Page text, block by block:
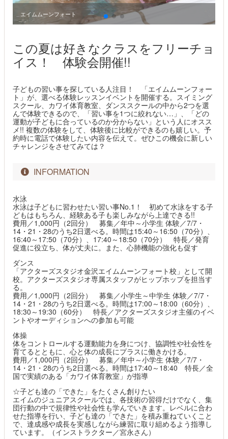
エイムムーンフォート
この夏は好きなクラスをフリーチョ
イス！ 体験会開催!!
子どもの習い事を探している人注目！ 「エイムムーンフォー
ト」が、選べる体験レッスンイベントを開催する。スイミング
スクール、カワイ体育教室、ダンススクールの中から2つを選
んで体験できるので、「習い事を1つに絞れない…」、「どの
運動が子どもに合っているのか分からない」という人にオスス
メ!! 複数の体験をして、体験後に比較ができるのも嬉しい。予
約時に電話で体験したい内容を伝えて。ぜひこの機会に新しい
チャレンジをさせてみては？
INFORMATION
水泳
水泳は子どもに習わせたい習い事No.1！ 初めて水泳をする子
どもはもちろん、経験ある子も楽しみながら上達できる!!
費用／1,000円（2回分） 募集／年中～小学生 体験／7/7・
14・21・28のうち2日選べる。時間は15:40～16:50（70分）、
16:40～17:50（70分）、17:40～18:50（70分） 特長／発育
促進に役立ち、体が丈夫に。また、心肺機能の強化も促す
ダンス
「アクターズスタジオ金沢エイムムーンフォート校」として開
校。アクターズスタジオ専属スタッフがヒップホップを担当す
る。
費用／1,000円（2回分） 募集／小学生～中学生 体験／7/7・
14・21・28のうち2日選べる。時間は17:00～18:00（60分）、
18:30～19:30（60分） 特長／アクターズスタジオ主催のイベ
ントやオーディションへの参加も可能
体操
体をコントロールする運動能力を身につけ、協調性や社会性を
育てるとともに、心と体の成長にプラスに働きかける。
費用／1,000円（2回分） 募集／年中～小学生 体験／7/7・
14・21・28のうち2日選べる。時間は17:40～18:40 特長／全
国で実績のある「カワイ体育教室」が指導
☆子ども達の「できた」をたくさん創りたい
エイムのジュニアスクールでは、各技術の習得だけでなく、集
団行動の中で規律性や社会性も学んでいきます。レベルに合わ
せた指導を行い、子ども達の「できた」を積み重ねていくこと
で、達成感や成長を実感しながら練習に取り組めるよう指導し
ています。（インストラクター／宮永さん）